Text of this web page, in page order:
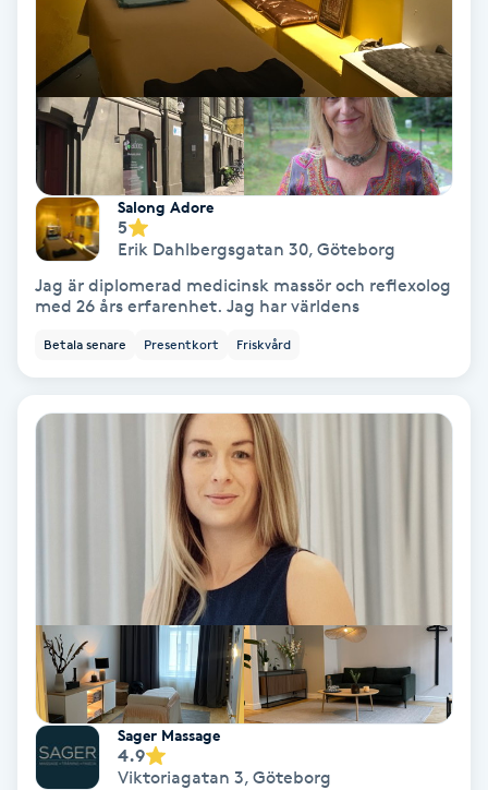
Sklerosering
Skoinlägg
Skägg
Skäggfärgning
Skäggklippning
Skäggtrimmning
Skönhet
Spa manikyr & pedikyr
Spa-manikyr
Spa-pedikyr
Salong Adore
5
Erik Dahlbergsgatan 30, Göteborg
Jag är diplomerad medicinsk massör och reflexolog
med 26 års erfarenhet. Jag har världens
Betala senare Presentkort Friskvård
Sager Massage
4.9
Viktoriagatan 3, Göteborg